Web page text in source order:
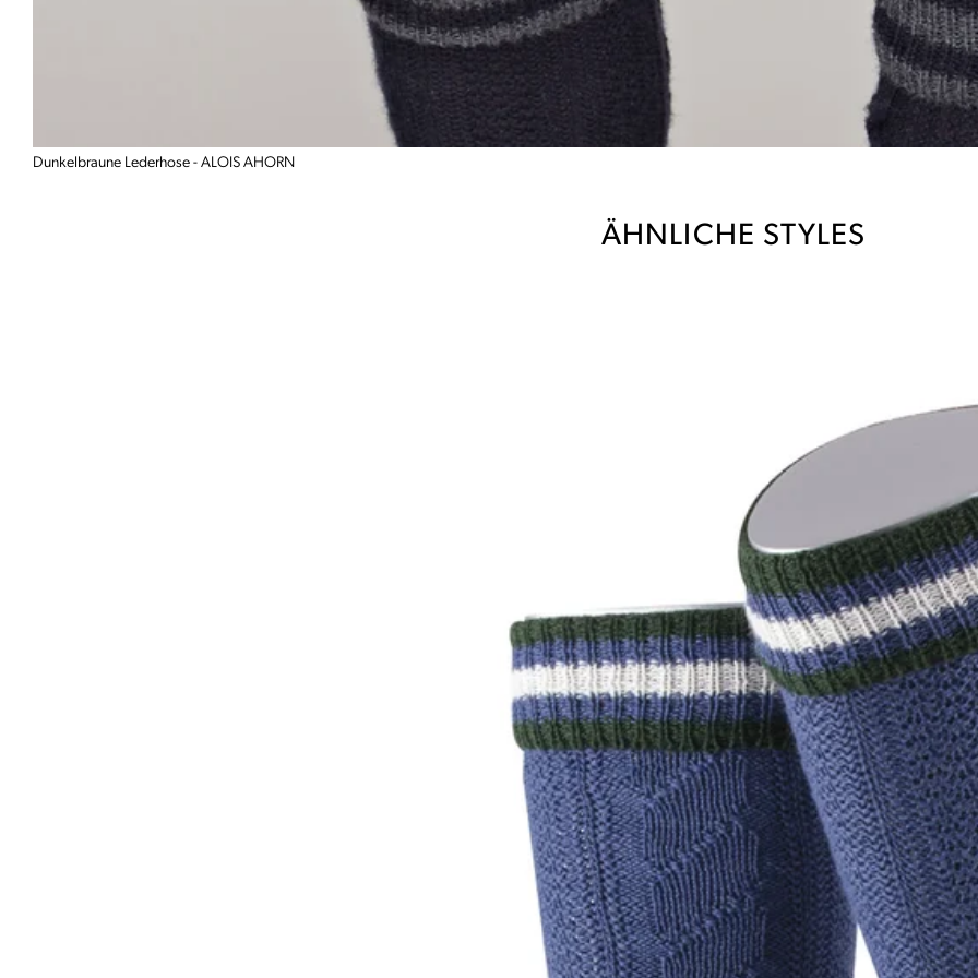
Dunkelbraune Lederhose - ALOIS AHORN
ÄHNLICHE STYLES